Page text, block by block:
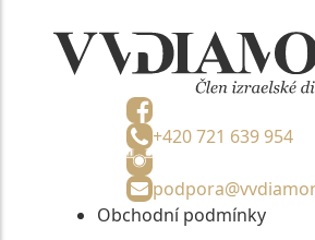
+420 721 639 954
Obchodní podmínky